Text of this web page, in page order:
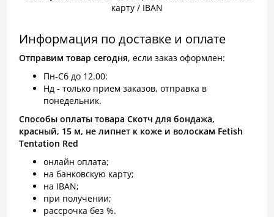
карту / IBAN
Информация по доставке и оплате
Отправим товар сегодня, если заказ оформлен:
Пн-Сб до 12.00:
Нд - только прием заказов, отправка в
понедельник.
Способы оплаты товара Скотч для бондажа,
красный, 15 м, не липнет к коже и волоскам Fetish
Tentation Red
онлайн оплата;
на банковскую карту;
на IBAN;
при получении;
рассрочка без %.